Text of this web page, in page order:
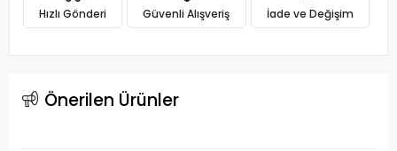
Hızlı Gönderi Güvenli Alışveriş İade ve Değişim
Önerilen Ürünler